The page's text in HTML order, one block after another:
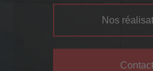
Nos
Contact